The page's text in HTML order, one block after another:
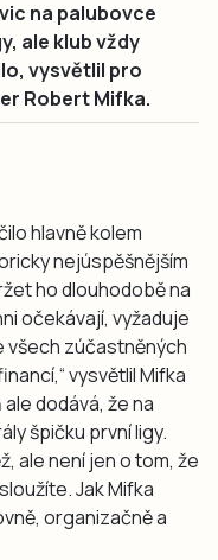
na palubovce
ale klub vždy
vysvětlil pro
Robert Mifka.
hlavně kolem
nejúspěšnějším
ho dlouhodobě na
očekávají, vyžaduje
zúčastněných
vysvětlil Mifka
dodává, že na
špičku první ligy.
ale není jen o tom, že
Jak Mifka
organizačně a